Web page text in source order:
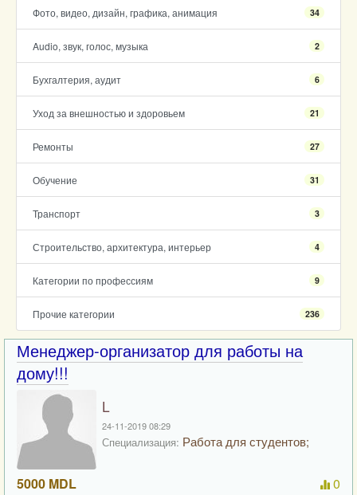
Фото, видео, дизайн, графика, анимация 34
Audio, звук, голос, музыка 2
Бухгалтерия, аудит 6
Уход за внешностью и здоровьем 21
Ремонты 27
Обучение 31
Транспорт 3
Строительство, архитектура, интерьер 4
Категории по профессиям 9
Прочие категории 236
Менеджер-организатор для работы на
дому!!!
L
24-11-2019 08:29
Специализация: Работа для студентов;
5000 MDL
0